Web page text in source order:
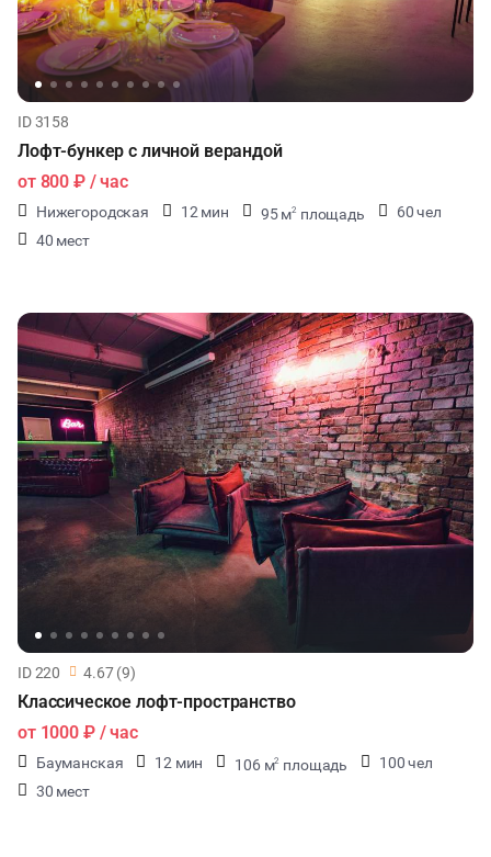
ID 3158
Лофт-бункер с личной верандой
от 800 ₽/ час
Нижегородская 12 мин 95 м2 площадь
60 чел
40 мест
ID 220 4.67 (9)
Классическое лофт-пространство
от 1000 ₽/ час
Бауманская 12 мин 106 м2 площадь
100 чел
30 мест